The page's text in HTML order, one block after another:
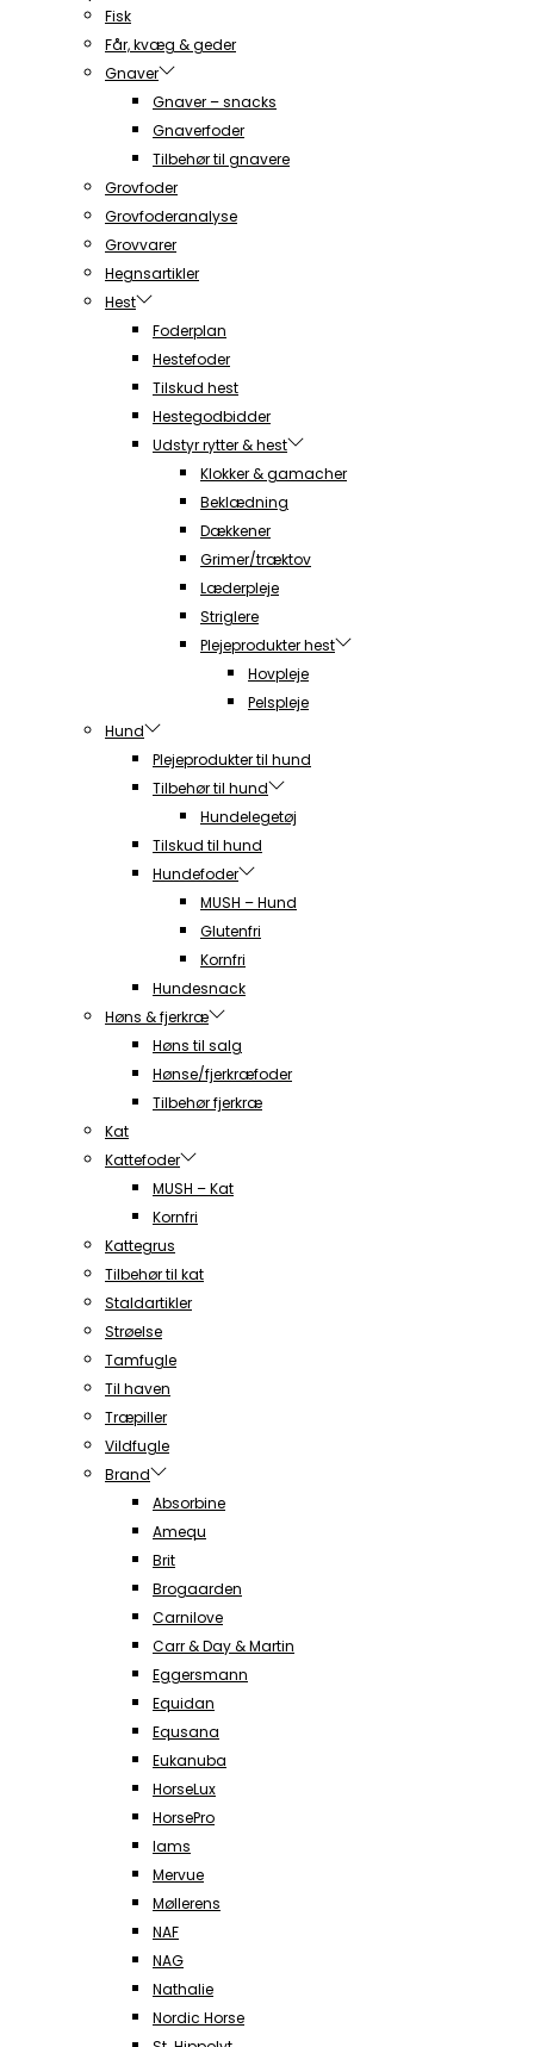
Fisk
Får, kvæg & geder
Gnaver
Gnaver – snacks
Gnaverfoder
Tilbehør til gnavere
Grovfoder
Grovfoderanalyse
Grovvarer
Hegnsartikler
Hest
Foderplan
Hestefoder
Tilskud hest
Hestegodbidder
Udstyr rytter & hest
Klokker & gamacher
Beklædning
Dækkener
Grimer/træktov
Læderpleje
Striglere
Plejeprodukter hest
Hovpleje
Pelspleje
Hund
Plejeprodukter til hund
Tilbehør til hund
Hundelegetøj
Tilskud til hund
Hundefoder
MUSH – Hund
Glutenfri
Kornfri
Hundesnack
Høns & fjerkræ
Høns til salg
Hønse/fjerkræfoder
Tilbehør fjerkræ
Kat
Kattefoder
MUSH – Kat
Kornfri
Kattegrus
Tilbehør til kat
Staldartikler
Strøelse
Tamfugle
Til haven
Træpiller
Vildfugle
Brand
Absorbine
Amequ
Brit
Brogaarden
Carnilove
Carr & Day & Martin
Eggersmann
Equidan
Equsana
Eukanuba
HorseLux
HorsePro
Iams
Mervue
Møllerens
NAF
NAG
Nathalie
Nordic Horse